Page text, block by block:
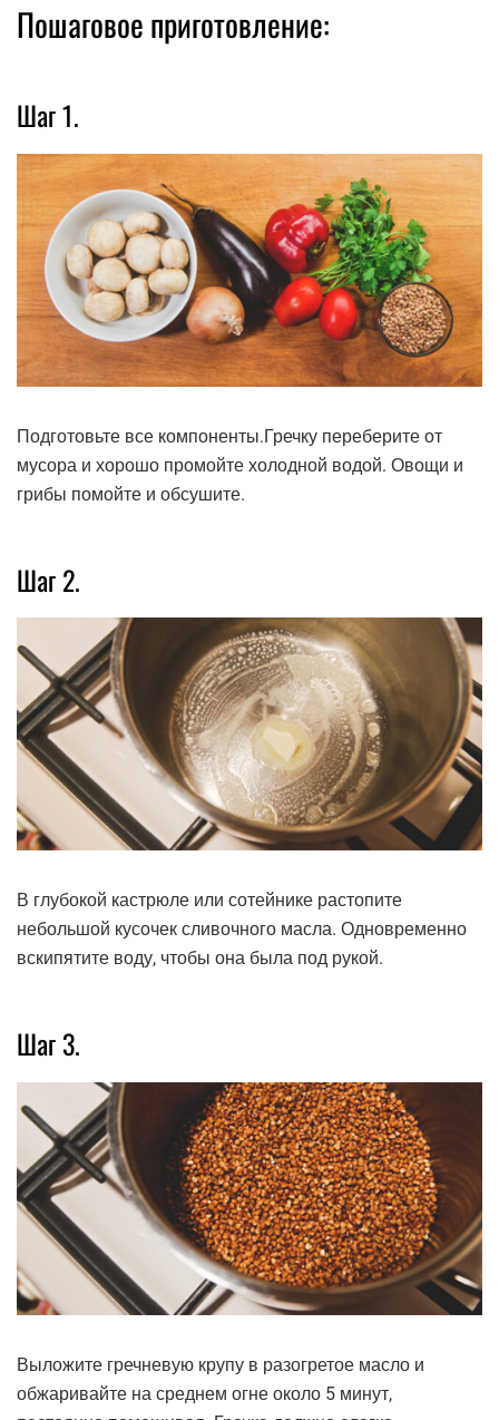
Пошаговое приготовление:
Шаг 1.
Подготовьте все компоненты.Гречку переберите от
мусора и хорошо промойте холодной водой. Овощи и
грибы помойте и обсушите.
Шаг 2.
В глубокой кастрюле или сотейнике растопите
небольшой кусочек сливочного масла. Одновременно
вскипятите воду, чтобы она была под рукой.
Шаг 3.
Выложите гречневую крупу в разогретое масло и
обжаривайте на среднем огне около 5 минут,